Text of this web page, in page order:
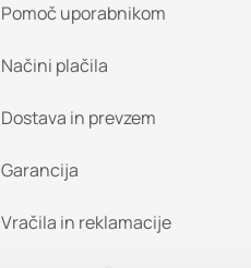
Pomoč uporabnikom
Načini plačila
Dostava in prevzem
Garancija
Vračila in reklamacije